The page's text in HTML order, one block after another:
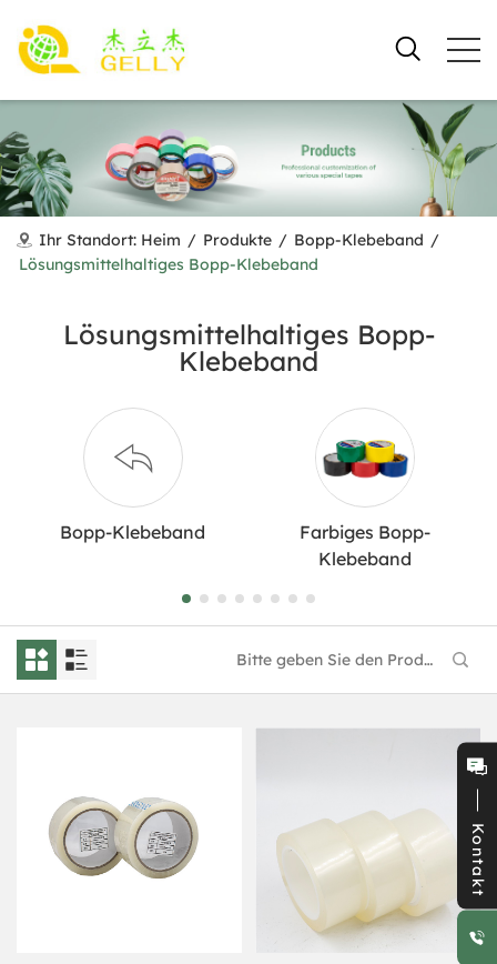
Ihr Standort: Heim / Produkte / Bopp-Klebeband /
Lösungsmittelhaltiges Bopp-Klebeband
Lösungsmittelhaltiges Bopp-
Klebeband
Bopp-Klebeband
Farbiges Bopp-
Klebeband
Kontakt